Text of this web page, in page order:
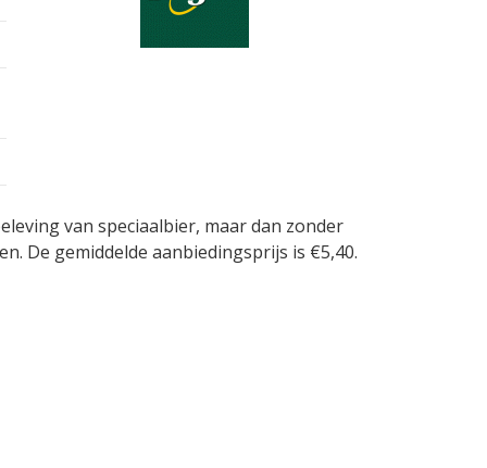
van speciaalbier, maar dan zonder
De gemiddelde aanbiedingsprijs is €5,40.